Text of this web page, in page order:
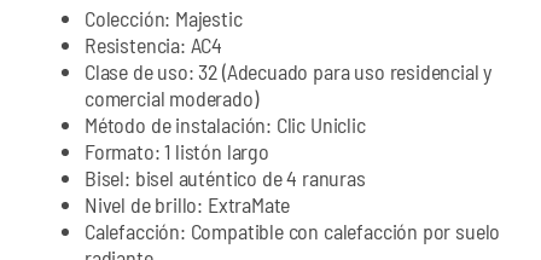
Colección: Majestic
Resistencia: AC4
Clase de uso: 32 (Adecuado para uso residencial y
comercial moderado)
Método de instalación: Clic Uniclic
Formato: 1 listón largo
Bisel: bisel auténtico de 4 ranuras
Nivel de brillo: ExtraMate
Calefacción: Compatible con calefacción por suelo